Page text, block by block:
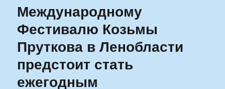
Международному
Фестивалю Козьмы
Пруткова в Ленобласти
предстоит стать
ежегодным